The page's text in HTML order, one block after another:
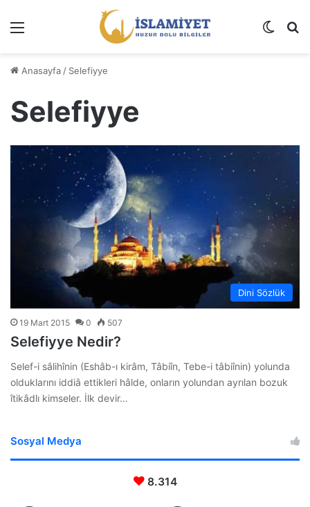
Dış
Anasayfa / Selefiyye
Selefiyye
Dini Sözlük
19 Mart 2015 0 507
Selefiyye Nedir?
Selef-i sâlihînin (Eshâb-ı kirâm, Tâbiîn, Tebe-i tâbiînin) yolunda
olduklarını iddiâ ettikleri hâlde, onların yolundan ayrılan bozuk
îtikâdlı kimseler. İlk devir…
Sosyal Medya
8.314